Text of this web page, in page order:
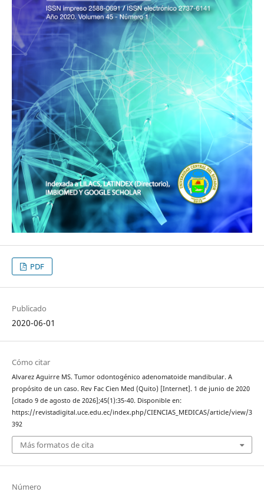
PDF
Publicado
2020-06-01
Cómo citar
Alvarez Aguirre MS. Tumor odontogénico adenomatoide mandibular. A
propósito de un caso. Rev Fac Cien Med (Quito) [Internet]. 1 de junio de 2020
[citado 9 de agosto de 2026];45(1):35-40. Disponible en:
https://revistadigital.uce.edu.ec/index.php/CIENCIAS_MEDICAS/article/view/3
392
Más formatos de cita
Número